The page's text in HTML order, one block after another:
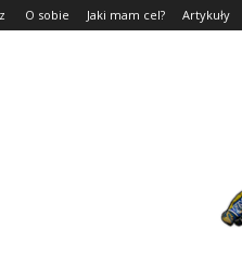
O sobie Jaki mam cel? Artykuły